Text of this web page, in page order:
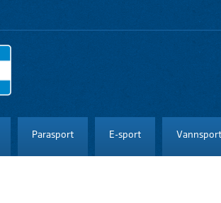
Parasport E-sport Vannsport